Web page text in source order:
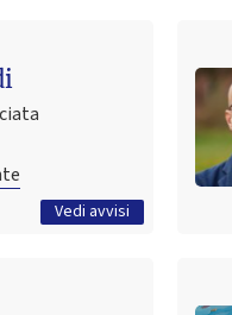
Vedi avvisi
MADRID21
– MADRID21
17:41
Tutti gli avvisi